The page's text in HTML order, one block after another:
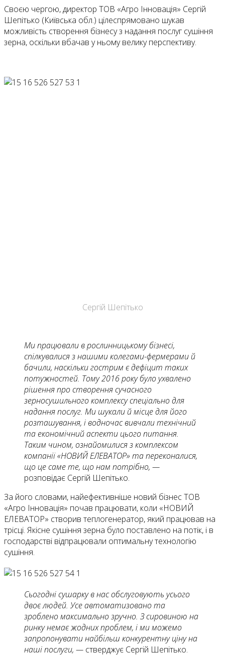
Своєю чергою, директор ТОВ «Агро Інновація» Сергій
Шепітько (Київська обл.) цілеспрямовано шукав
можливість створення бізнесу з надання послуг сушіння
зерна, оскільки вбачав у ньому велику перспективу.
Сергій Шепітько
Ми працювали в рослинницькому бізнесі,
спілкувалися з нашими колегами-фермерами й
бачили, наскільки гострим є дефіцит таких
потужностей. Тому 2016 року було ухвалено
рішення про створення сучасного
зерносушильного комплексу спеціально для
надання послуг. Ми шукали й місце для його
розташування, і водночас вивчали технічний
та економічний аспекти цього питання.
Таким чином, ознайомилися з комплексом
компанії «НОВИЙ ЕЛЕВАТОР» та переконалися,
що це саме те, що нам потрібно, —
розповідає Сергій Шепітько.
За його словами, найефективніше новий бізнес ТОВ
«Агро Інновація» почав працювати, коли «НОВИЙ
ЕЛЕВАТОР» створив теплогенератор, який працював на
трісці. Якісне сушіння зерна було поставлено на потік, і в
господарстві відпрацювали оптимальну технологію
сушіння.
Сьогодні сушарку в нас обслуговують усього
двоє людей. Усе автоматизовано та
зроблено максимально зручно. З сировиною на
ринку немає жодних проб­лем, і ми можемо
запропонувати найбільш конкурентну ціну на
наші послуги, — стверджує Сергій Шепітько.